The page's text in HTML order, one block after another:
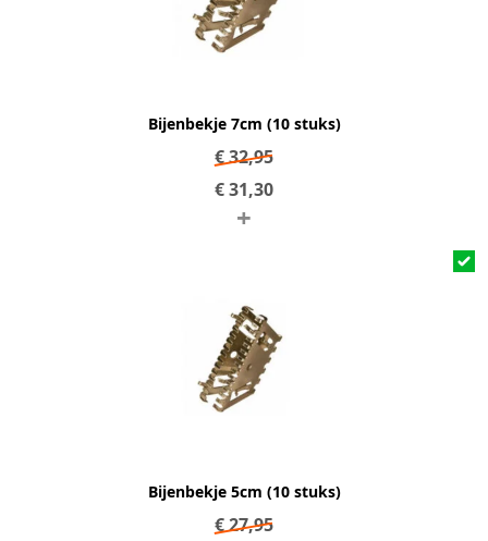
Bijenbekje 7cm (10 stuks)
€32,95
€31,30
+
Bijenbekje 5cm (10 stuks)
€27,95